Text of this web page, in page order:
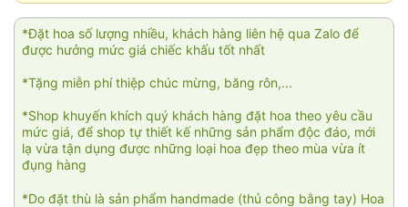
*Đặt hoa số lượng nhiều, khách hàng liên hệ qua Zalo để
được hưởng mức giá chiếc khấu tốt nhất
*Tặng miễn phí thiệp chúc mừng, băng rôn,...
*Shop khuyến khích quý khách hàng đặt hoa theo yêu cầu
mức giá, để shop tự thiết kế những sản phẩm độc đáo, mới
lạ vừa tận dụng được những loại hoa đẹp theo mùa vừa ít
đụng hàng
*Do đặt thù là sản phẩm handmade (thủ công bằng tay) Hoa